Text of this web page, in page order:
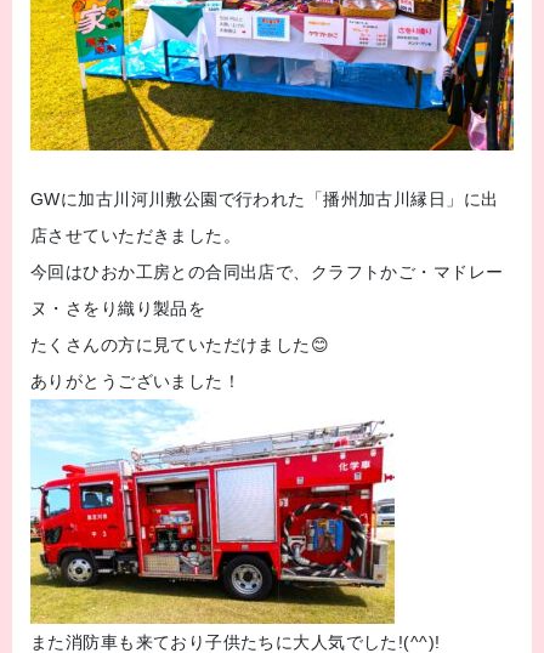
GWに加古川河川敷公園で行われた「播州加古川縁日」に出
店させていただきました。
今回はひおか工房との合同出店で、クラフトかご・マドレー
ヌ・さをり織り製品を
たくさんの方に見ていただけました😊
ありがとうございました！
また消防車も来ており子供たちに大人気でした!(^^)!